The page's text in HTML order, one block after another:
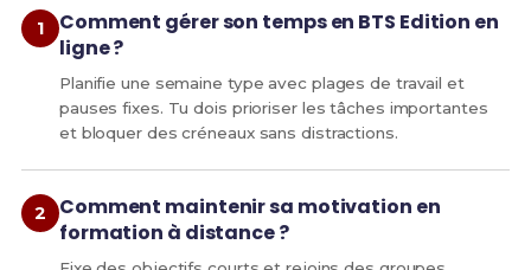
Comment gérer son temps en BTS Edition en
ligne ?
Planifie une semaine type avec plages de travail et
pauses fixes. Tu dois prioriser les tâches importantes
et bloquer des créneaux sans distractions.
Comment maintenir sa motivation en
formation à distance ?